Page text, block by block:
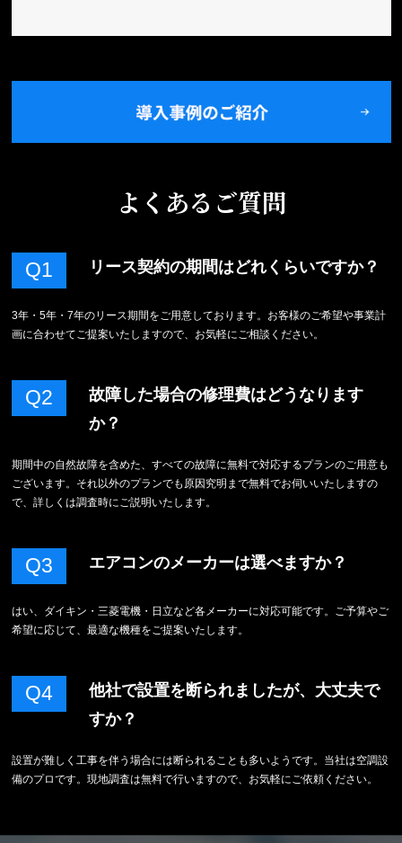
よくあるご質問
Q1 リース契約の期間はどれくらいですか？
3年・5年・7年のリース期間をご用意しております。お客様のご希望や事業計
画に合わせてご提案いたしますので、お気軽にご相談ください。
Q2
故障した場合の修理費はどうなります
か？
期間中の自然故障を含めた、すべての故障に無料で対応するプランのご用意も
ございます。それ以外のプランでも原因究明まで無料でお伺いいたしますの
で、詳しくは調査時にご説明いたします。
Q3 エアコンのメーカーは選べますか？
はい、ダイキン・三菱電機・日立など各メーカーに対応可能です。ご予算やご
希望に応じて、最適な機種をご提案いたします。
Q4
他社で設置を断られましたが、大丈夫で
すか？
設置が難しく工事を伴う場合には断られることも多いようです。当社は空調設
備のプロです。現地調査は無料で行いますので、お気軽にご依頼ください。